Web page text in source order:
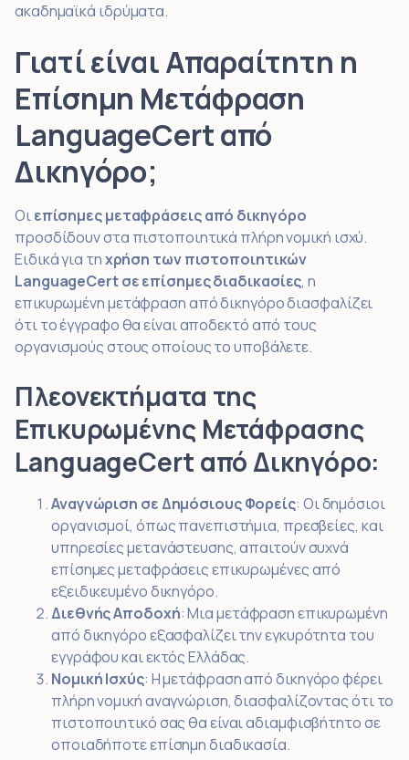
ακαδημαϊκά ιδρύματα.
Γιατί είναι Απαραίτητη η
Επίσημη Μετάφραση
LanguageCert από
Δικηγόρο;
Οιεπίσημες μεταφράσεις από δικηγόρο
προσδίδουν στα πιστοποιητικά πλήρη νομική ισχύ.
Ειδικά για τηχρήση των πιστοποιητικών
LanguageCert σε επίσημες διαδικασίες, η
επικυρωμένη μετάφραση από δικηγόρο διασφαλίζει
ότι το έγγραφο θα είναι αποδεκτό από τους
οργανισμούς στους οποίους το υποβάλετε.
Πλεονεκτήματα της
Επικυρωμένης Μετάφρασης
LanguageCert από Δικηγόρο:
Αναγνώριση σε Δημόσιους Φορείς: Οι δημόσιοι
οργανισμοί, όπως πανεπιστήμια, πρεσβείες, και
υπηρεσίες μετανάστευσης, απαιτούν συχνά
επίσημες μεταφράσεις επικυρωμένες από
εξειδικευμένο δικηγόρο.
Διεθνής Αποδοχή: Μια μετάφραση επικυρωμένη
από δικηγόρο εξασφαλίζει την εγκυρότητα του
εγγράφου και εκτός Ελλάδας.
Νομική Ισχύς: Η μετάφραση από δικηγόρο φέρει
πλήρη νομική αναγνώριση, διασφαλίζοντας ότι το
πιστοποιητικό σας θα είναι αδιαμφισβήτητο σε
οποιαδήποτε επίσημη διαδικασία.